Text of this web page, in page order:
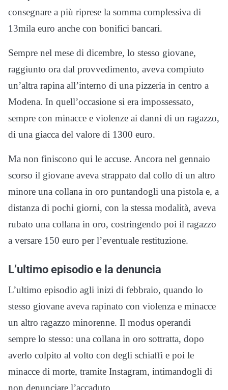
consegnare a più riprese la somma complessiva di
13mila euro anche con bonifici bancari.
Sempre nel mese di dicembre, lo stesso giovane,
raggiunto ora dal provvedimento, aveva compiuto
un’altra rapina all’interno di una pizzeria in centro a
Modena. In quell’occasione si era impossessato,
sempre con minacce e violenze ai danni di un ragazzo,
di una giacca del valore di 1300 euro.
Ma non finiscono qui le accuse. Ancora nel gennaio
scorso il giovane aveva strappato dal collo di un altro
minore una collana in oro puntandogli una pistola e, a
distanza di pochi giorni, con la stessa modalità, aveva
rubato una collana in oro, costringendo poi il ragazzo
a versare 150 euro per l’eventuale restituzione.
L’ultimo episodio e la denuncia
L’ultimo episodio agli inizi di febbraio, quando lo
stesso giovane aveva rapinato con violenza e minacce
un altro ragazzo minorenne. Il modus operandi
sempre lo stesso: una collana in oro sottratta, dopo
averlo colpito al volto con degli schiaffi e poi le
minacce di morte, tramite Instagram, intimandogli di
non denunciare l’accaduto.